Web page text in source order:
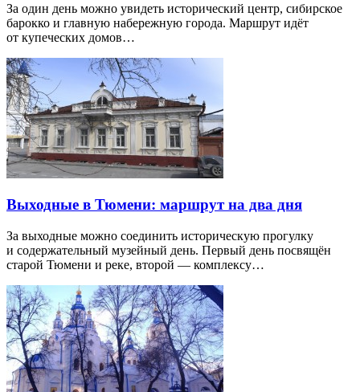
За один день можно увидеть исторический центр, сибирское
барокко и главную набережную города. Маршрут идёт
от купеческих домов…
Выходные в Тюмени: маршрут на два дня
За выходные можно соединить историческую прогулку
и содержательный музейный день. Первый день посвящён
старой Тюмени и реке, второй — комплексу…